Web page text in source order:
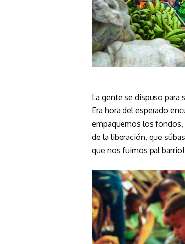
La gente se dispuso para
Era hora del esperado
empaquemos los fondos,
de la liberación, que
que nos fuimos pal barrio!